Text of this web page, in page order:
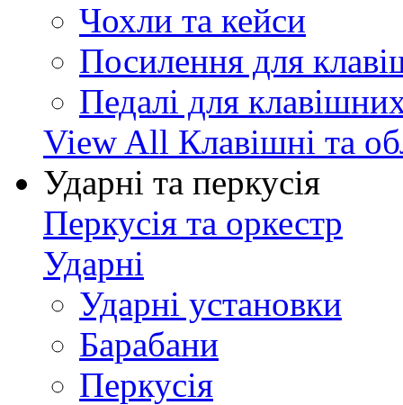
Чохли та кейси
Посилення для
Педалі для
View All Клавішні та
Ударні та перкусія
Перкусія та оркестр
Ударні
Ударні установки
Барабани
Перкусія